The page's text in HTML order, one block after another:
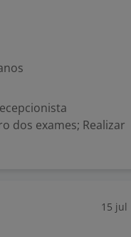
dos exames; Realizar
15 jul